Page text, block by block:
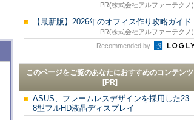
PR(株式会社アルファーテクノ)
【最新版】2026年のオフィス作り攻略ガイド
PR(株式会社アルファーテクノ)
Recommended by
このページをご覧のあなたにおすすめのコンテンツ
[PR]
ASUS、フレームレスデザインを採用した23.
8型フルHD液晶ディスプレイ